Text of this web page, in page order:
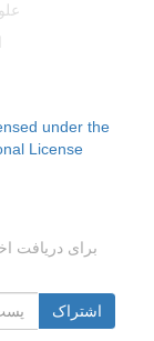
under the
License
برای دریافت
اشتراک